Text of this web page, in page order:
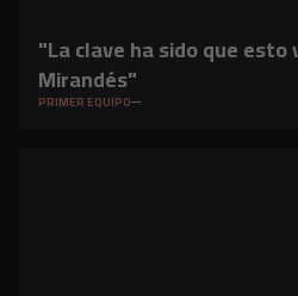
"La clave ha sido que esto
Mirandés"
PRIMER EQUIPO